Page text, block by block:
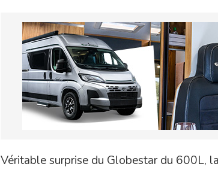
Véritable surprise du Globestar du 600L,